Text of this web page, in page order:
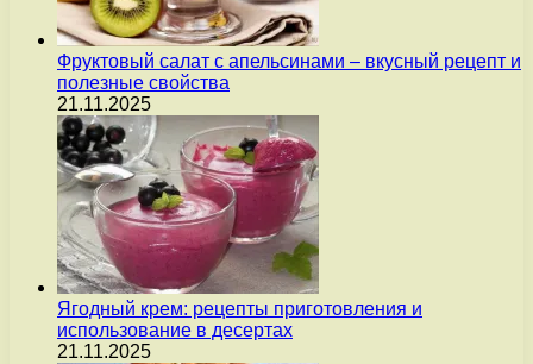
Фруктовый салат с апельсинами – вкусный рецепт и
полезные свойства
21.11.2025
Ягодный крем: рецепты приготовления и
использование в десертах
21.11.2025